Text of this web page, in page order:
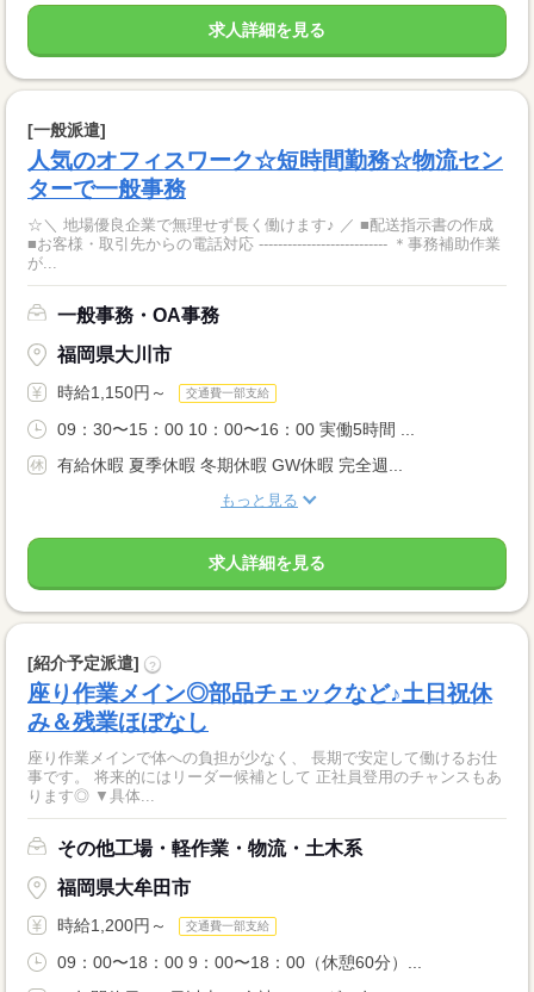
求人詳細を見る
[一般派遣]
人気のオフィスワーク☆短時間勤務☆物流セン
ターで一般事務
☆＼ 地場優良企業で無理せず長く働けます♪ ／ ■配送指示書の作成
■お客様・取引先からの電話対応 --------------------------- ＊事務補助作業
が...
一般事務・OA事務
福岡県大川市
時給1,150円～ 交通費一部支給
09：30〜15：00 10：00〜16：00 実働5時間 ...
有給休暇 夏季休暇 冬期休暇 GW休暇 完全週...
もっと見る
求人詳細を見る
[紹介予定派遣] ?
座り作業メイン◎部品チェックなど♪土日祝休
み＆残業ほぼなし
座り作業メインで体への負担が少なく、 長期で安定して働けるお仕
事です。 将来的にはリーダー候補として 正社員登用のチャンスもあ
ります◎ ▼具体...
その他工場・軽作業・物流・土木系
福岡県大牟田市
時給1,200円～ 交通費一部支給
09：00〜18：00 9：00〜18：00（休憩60分）...